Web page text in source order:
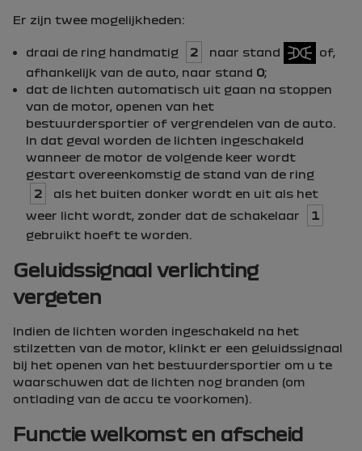
Er zijn twee mogelijkheden:
draai de ring handmatig 2 naar stand
of,
afhankelijk van de auto, naar stand 0;
dat de lichten automatisch uit gaan na stoppen
van de motor, openen van het
bestuurdersportier of vergrendelen van de auto.
In dat geval worden de lichten ingeschakeld
wanneer de motor de volgende keer wordt
gestart overeenkomstig de stand van de ring
2
als het buiten donker wordt en uit als het
weer licht wordt, zonder dat de schakelaar
1
gebruikt hoeft te worden.
Geluidssignaal verlichting
vergeten
Indien de lichten worden ingeschakeld na het
stilzetten van de motor, klinkt er een geluidssignaal
bij het openen van het bestuurdersportier om u te
waarschuwen dat de lichten nog branden (om
ontlading van de accu te voorkomen).
Functie welkomst en afscheid